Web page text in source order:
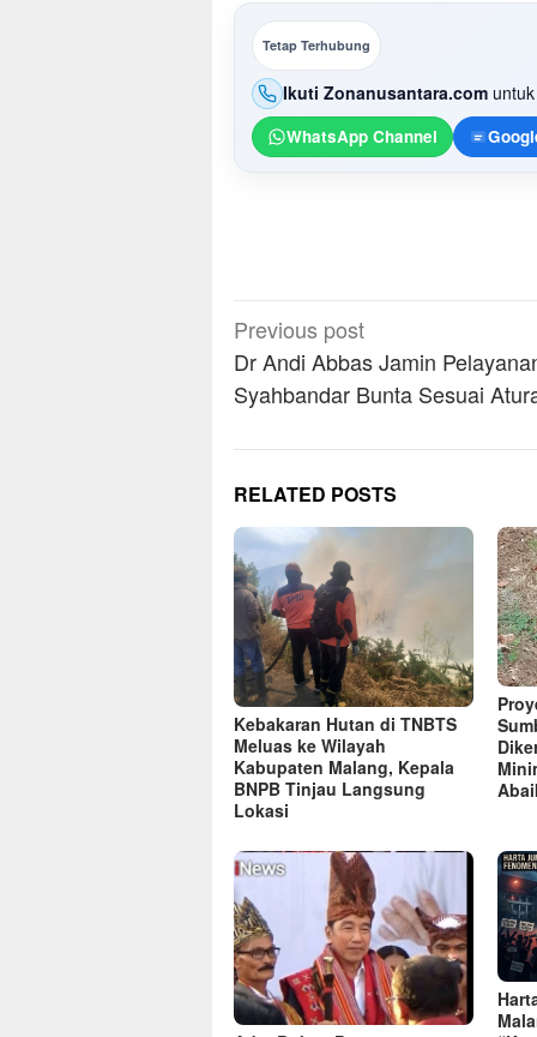
Tetap Terhubung
Ikuti Zonanusantara.com
WhatsApp Channel
Post
navigation
Previous post
Dr Andi Abbas Jamin
Syahbandar Bunta Sesuai
RELATED POSTS
Kebakaran Hutan di TNBTS
Meluas ke Wilayah
Kabupaten Malang, Kepala
BNPB Tinjau Langsung
Lokasi